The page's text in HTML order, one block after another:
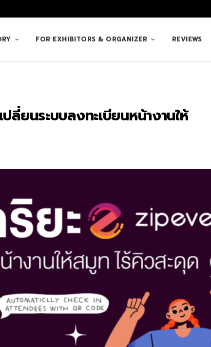
FOR EXHIBITORS & ORGANIZER REVIEWS
ยนระบบลงทะเบียนหน้างานให้